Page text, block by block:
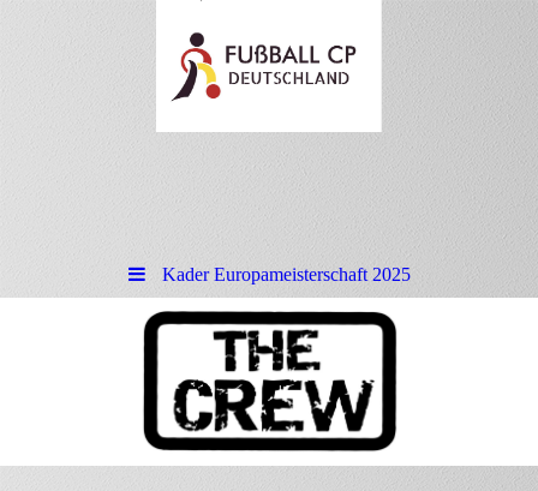
Kader Europameisterschaft 2025